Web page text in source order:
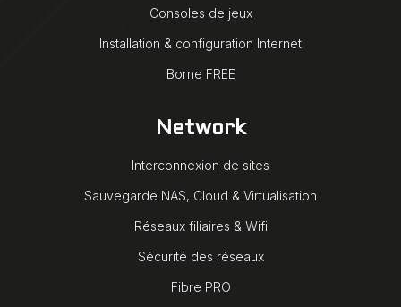
Consoles de jeux
Installation & configuration Internet
Borne FREE
Network
Interconnexion de sites
Sauvegarde NAS, Cloud & Virtualisation
Réseaux filiaires & Wifi
Sécurité des réseaux
Fibre PRO